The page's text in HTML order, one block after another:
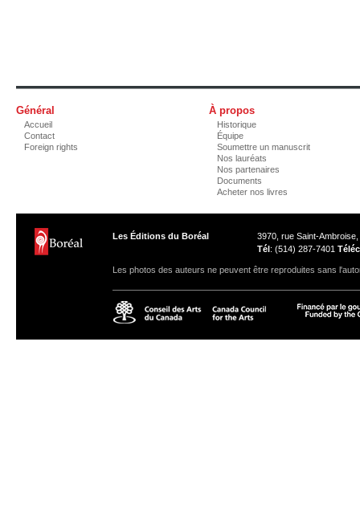
Général
Accueil
Contact
Foreign rights
À propos
Historique
Équipe
Soumettre un manuscrit
Nos lauréats
Nos partenaires
Documents
Acheter nos livres
Les Éditions du Boréal
3970, rue Saint-
Tél : (514) 287-7401 Téléc
Les photos des auteurs ne peuvent être reproduites sans